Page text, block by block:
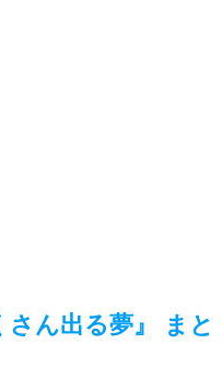
ん出る夢』 まと